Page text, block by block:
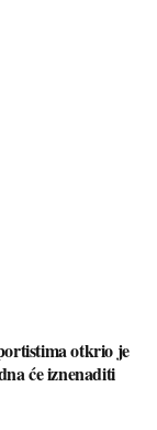
otkrio je
će iznenaditi